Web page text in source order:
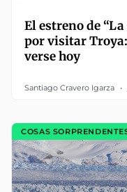
El estreno de
por visitar Troya:
verse hoy
Santiago Cravero Igarza
COSAS